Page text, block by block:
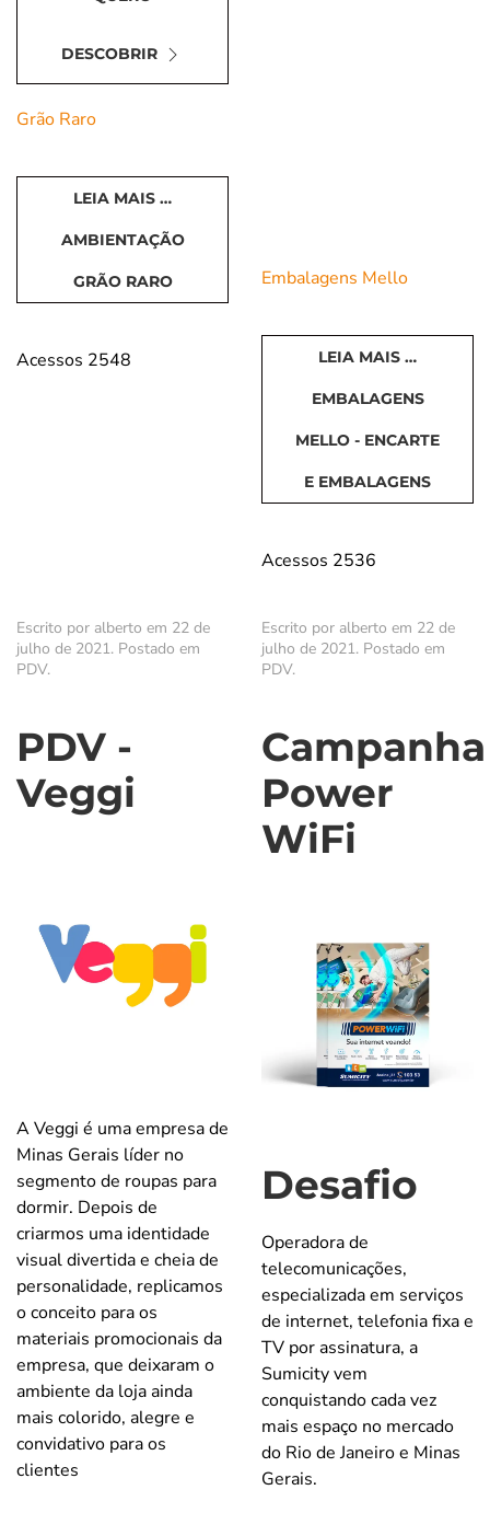
DESCOBRIR
Grão Raro
LEIA MAIS …
AMBIENTAÇÃO
GRÃO RARO
Acessos 2548
Embalagens Mello
LEIA MAIS …
EMBALAGENS
MELLO - ENCARTE
E EMBALAGENS
Acessos 2536
Escrito por alberto em 22 de
julho de 2021. Postado em
PDV.
PDV -
Veggi
A Veggi é uma empresa de
Minas Gerais líder no
segmento de roupas para
dormir. Depois de
criarmos uma identidade
visual divertida e cheia de
personalidade, replicamos
o conceito para os
materiais promocionais da
empresa, que deixaram o
ambiente da loja ainda
mais colorido, alegre e
convidativo para os
clientes
Escrito por alberto em 22 de
julho de 2021. Postado em
PDV.
Campanha
Power
WiFi
Desafio
Operadora de
telecomunicações,
especializada em serviços
de internet, telefonia fixa e
TV por assinatura, a
Sumicity vem
conquistando cada vez
mais espaço no mercado
do Rio de Janeiro e Minas
Gerais.